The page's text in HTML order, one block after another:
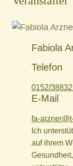
Fabiola
Telefon
0152/
E-Mail
fa-
Ich
auf ihrem